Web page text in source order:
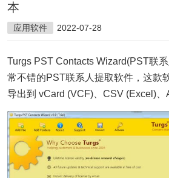
本
应用软件 2022-07-28
Turgs PST Contacts Wizard(PST联
常不错的PST联系人提取软件，这款
导出到 vCard (VCF)、CSV (Excel)、